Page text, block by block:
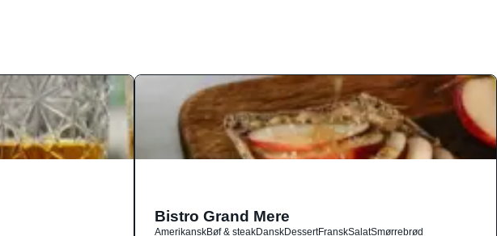
Bistro Grand Mere
AmerikanskBøf & steakDanskDessertFranskSalatSmørrebrød